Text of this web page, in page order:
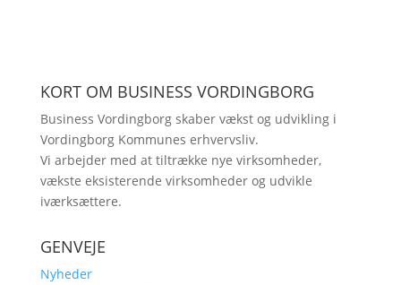
KORT OM BUSINESS VORDINGBORG
Business Vordingborg skaber vækst og udvikling i
Vordingborg Kommunes erhvervsliv.
Vi arbejder med at tiltrække nye virksomheder,
vækste eksisterende virksomheder og udvikle
iværksættere.
GENVEJE
Nyheder